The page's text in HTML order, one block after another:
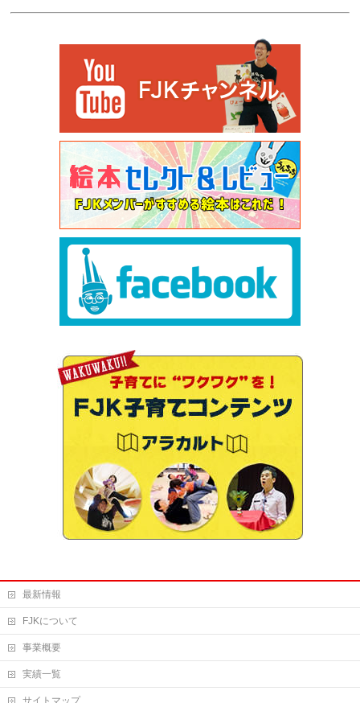
最新情報
FJKについて
事業概要
実績一覧
サイトマップ